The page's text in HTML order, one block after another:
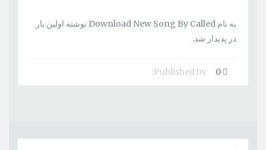
به نام Download New Song By Called نوشته اولین بار
در پدیدار شد.
Published by: